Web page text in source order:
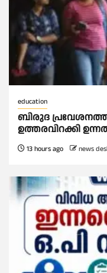
education
ബിരുദ
ഉത്തരവിറക്കി
13 hours ago news